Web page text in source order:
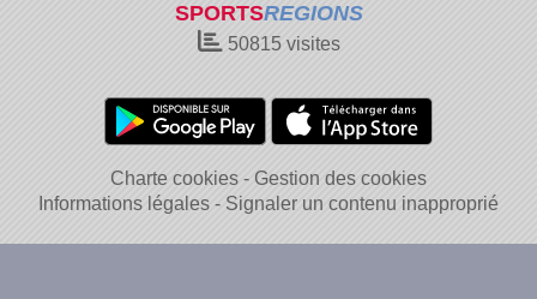
SPORTSREGIONS
50815visites
Charte cookies
Gestion des cookies
Informations légales
Signaler un contenu inapproprié